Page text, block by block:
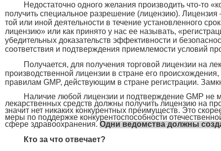
Недостаточно одного желания производить что-то
получить специальное разрешение (лицензию).
той или иной деятельности в течение установленного
лицензию» или как принято у нас ее называть,
убедительных доказательств эффективности и
соответствия и подтверждения приемлемости условий
Получается, для получения торговой лицензии на
производственной лицензии в стране его
правилам GMP, действующим в стране регистрации.
Наличие любой лицензии и подтверждение GMP не
лекарственных средств должны получить лицензию на
значит нет никаких конкурентных преимуществ. Это
меры по поддержке конкурентоспособности
сфере здравоохранения. Одни ведомства должны
Кто за что отвечает?